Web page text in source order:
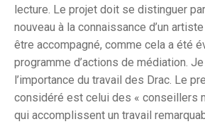
lecture. Le projet doit se distinguer
nouveau à la connaissance d’un
être accompagné, comme cela a été
programme d’actions de médiation.
l’importance du travail des Drac. Le
considéré est celui des « conseillers
qui accomplissent un travail